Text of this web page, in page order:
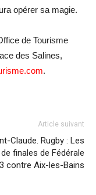
opérer sa magie.
de Tourisme
des Salines,
.
Article suivant
Claude. Rugby : Les
finales de Fédérale
3 contre Aix-les-Bains